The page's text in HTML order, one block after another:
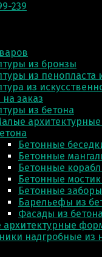
239
из бронзы
из пенопласта
из
заказ
из бетона
Бетонные
Бетонные
Бетонные
Бетонные
Бетонные заборы
Барельефы из
Фасады из бетона
надгробные из